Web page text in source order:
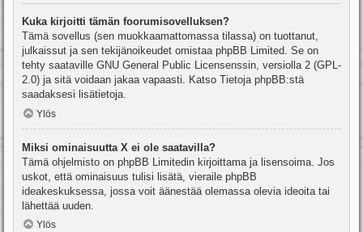
Kuka kirjoitti tämän foorumisovelluksen?
Tämä sovellus (sen muokkaamattomassa tilassa) on tuottanut,
julkaissut ja sen tekijänoikeudet omistaa phpBB Limited. Se on
tehty saataville GNU General Public Licensenssin, versiolla 2 (GPL-
2.0) ja sitä voidaan jakaa vapaasti. Katso Tietoja phpBB:stä
saadaksesi lisätietoja.
Ylös
Miksi ominaisuutta X ei ole saatavilla?
Tämä ohjelmisto on phpBB Limitedin kirjoittama ja lisensoima. Jos
uskot, että ominaisuus tulisi lisätä, vieraile phpBB
ideakeskuksessa , jossa voit äänestää olemassa olevia ideoita tai
lähettää uuden.
Ylös